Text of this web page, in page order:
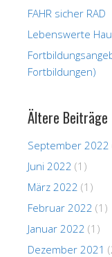
FAHR sicher RAD
Lebenswerte
Fortbildungen)
Ältere Beiträge
September 2022
Juni 2022 (1)
März 2022 (1)
Februar 2022 (1)
Januar 2022 (1)
Dezember 2021